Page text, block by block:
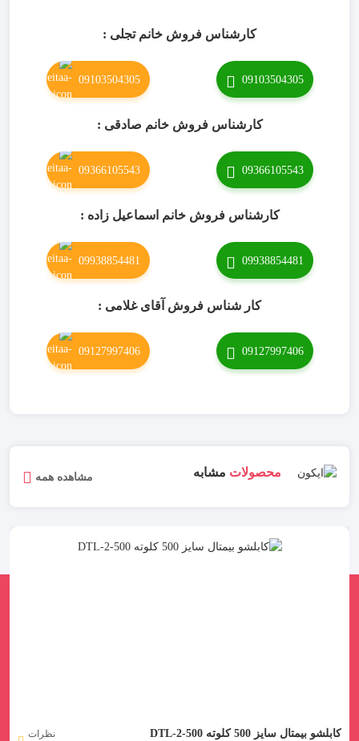
کارشناس فروش خانم تجلی :
09103504305
09103504305
کارشناس فروش خانم صادقی :
09366105543
09366105543
کارشناس فروش خانم اسماعیل زاده :
09938854481
09938854481
کار شناس فروش آقای غلامی :
09127997406
09127997406
محصولات مشابه مشاهده همه
کابلشو بیمتال سایز 500 کلوته DTL-2-500
نظرات